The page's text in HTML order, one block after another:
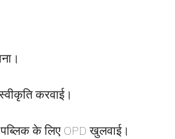
करवाई।
के लिए OPD खुलवाई।